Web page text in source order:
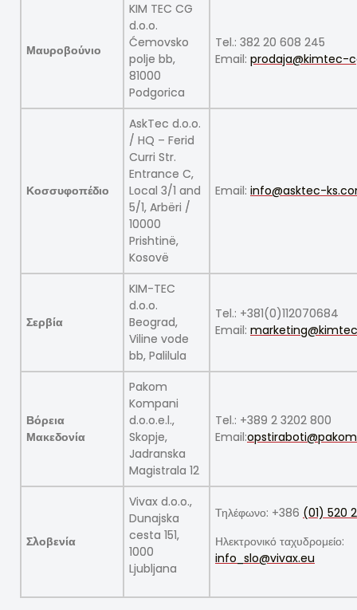
Μαυροβούνιο
KIM TEC CG
d.o.o.
Ćemovsko
polje bb,
81000
Podgorica
Tel.: 382 20 608 245
Email: prodaja@kimtec-
Κοσσυφοπέδιο
AskTec d.o.o.
/ HQ – Ferid
Curri Str.
Entrance C,
Local 3/1 and
5/1, Arbëri /
10000
Prishtinë,
Kosovë
Email: info@asktec-
Σερβία
KIM-TEC
d.o.o.
Beograd,
Viline vode
bb, Palilula
Tel.: +381(0)112070684
Email:
Βόρεια
Μακεδονία
Pakom
Kompani
d.o.o.e.l.,
Skopje,
Jadranska
Magistrala 12
Tel.: +389 2 3202 800
Email:
Σλοβενία
Vivax d.o.o.,
Dunajska
cesta 151,
1000
Ljubljana
Τηλέφωνο: +386 (01) 520
Ηλεκτρονικό ταχυδρομείο:
info_slo@vivax.eu